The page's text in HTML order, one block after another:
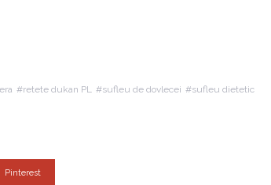
retete dukan PL sufleu de dovlecei sufleu dietetic
Pinterest